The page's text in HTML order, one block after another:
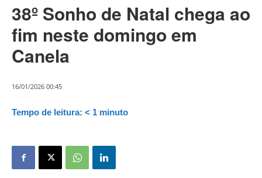
38º Sonho de Natal chega ao
fim neste domingo em
Canela
16/01/2026 00:45
Tempo de leitura: < 1 minuto